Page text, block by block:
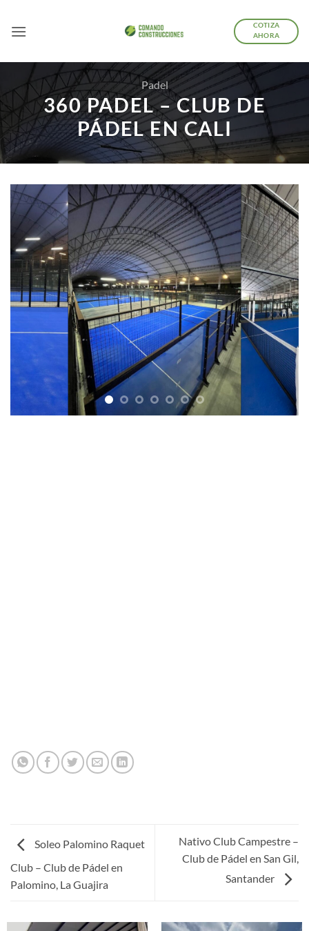
COTIZA
AHORA
Padel
360 PADEL – CLUB DE
PÁDEL EN CALI
Soleo Palomino Raquet
Club – Club de Pádel en
Palomino, La Guajira
Nativo Club Campestre –
Club de Pádel en San Gil,
Santander